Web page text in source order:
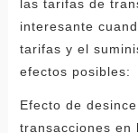
las tarifas de
interesante
tarifas y el
efectos posibles:
Efecto de
transacciones en